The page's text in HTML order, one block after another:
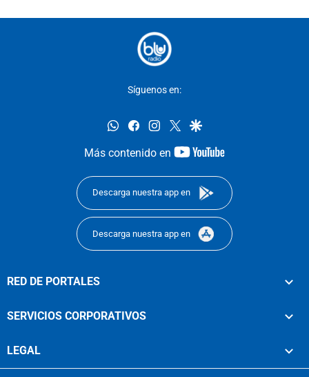
Síguenos en:
whatsappfacebookinstagram
twittergoogle
Más contenido en
youtube-
Descarga nuestra app en
Descarga nuestra app en
RED DE PORTALES
SERVICIOS CORPORATIVOS
LEGAL